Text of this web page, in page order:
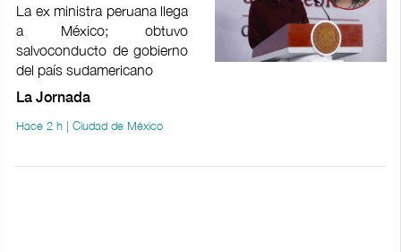
La ex ministra peruana llega
a México; obtuvo
salvoconducto de gobierno
del país sudamericano
La Jornada
Hace 2 h | Ciudad de México